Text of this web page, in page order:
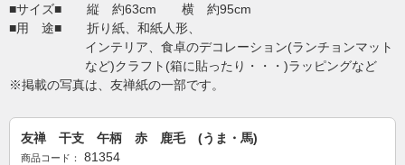
■サイズ■ 縦 約63cm 横 約95cm
■用 途■ 折り紙、和紙人形、
インテリア、食卓のデコレーション(ランチョンマット
など)クラフト(箱に貼ったり・・・)ラッピングなど
※掲載の写真は、友禅紙の一部です。
友禅 干支 午柄 赤 鹿毛 (うま・馬)
商品コード： 81354